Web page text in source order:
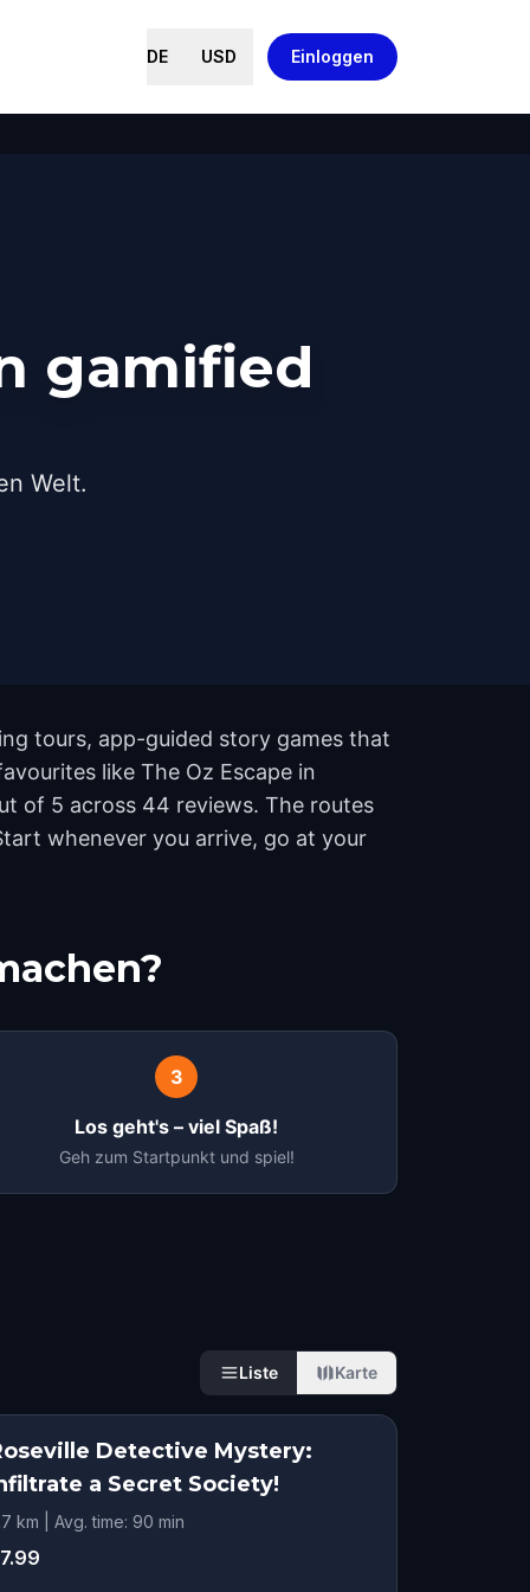
DE USD Einloggen
gamified
Welt.
tours, app-guided story games that
like The Oz Escape in
of 5 across 44 reviews. The routes
whenever you arrive, go at your
3
Los geht's – viel Spaß!
Geh zum Startpunkt und spiel!
Liste Karte
Detective Mystery:
a Secret Society!
km | Avg. time: 90 min